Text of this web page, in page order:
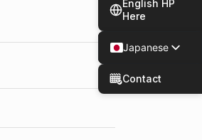
English HP
Here
Japanese
Chinese
Contact